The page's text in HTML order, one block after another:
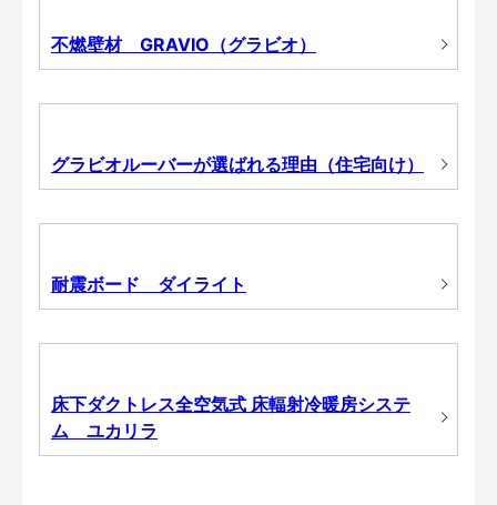
不燃壁材 GRAVIO（グラビオ）
グラビオルーバーが選ばれる理由（住宅向け）
耐震ボード ダイライト
床下ダクトレス全空気式 床輻射冷暖房システ
ム ユカリラ